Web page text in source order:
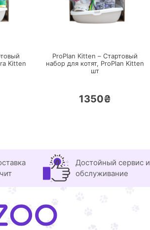
Kitten
ProPlan Kitten – Стартовый
набор для котят, ProPlan Kitten
шт
1350₴
Достойный сервис и
обслуживание